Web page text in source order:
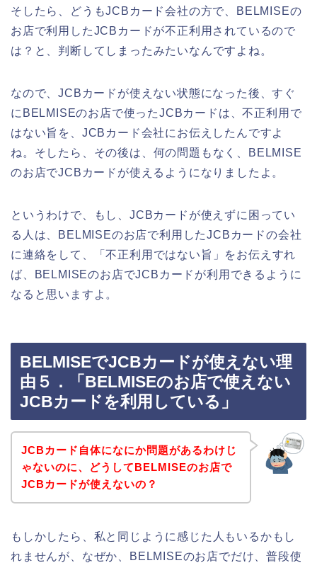
そしたら、どうもJCBカード会社の方で、BELMISEの
お店で利用したJCBカードが不正利用されているので
は？と、判断してしまったみたいなんですよね。
なので、JCBカードが使えない状態になった後、すぐ
にBELMISEのお店で使ったJCBカードは、不正利用で
はない旨を、JCBカード会社にお伝えしたんですよ
ね。そしたら、その後は、何の問題もなく、BELMISE
のお店でJCBカードが使えるようになりましたよ。
というわけで、もし、JCBカードが使えずに困ってい
る人は、BELMISEのお店で利用したJCBカードの会社
に連絡をして、「不正利用ではない旨」をお伝えすれ
ば、BELMISEのお店でJCBカードが利用できるように
なると思いますよ。
BELMISEでJCBカードが使えない理
由５．「BELMISEのお店で使えない
JCBカードを利用している」
JCBカード自体になにか問題があるわけじ
ゃないのに、どうしてBELMISEのお店で
JCBカードが使えないの？
もしかしたら、私と同じように感じた人もいるかもし
れませんが、なぜか、BELMISEのお店でだけ、普段使